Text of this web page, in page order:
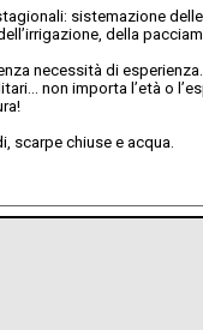
sistemazione
della
necessità di
non importa l’età o
scarpe chiuse e acqua.